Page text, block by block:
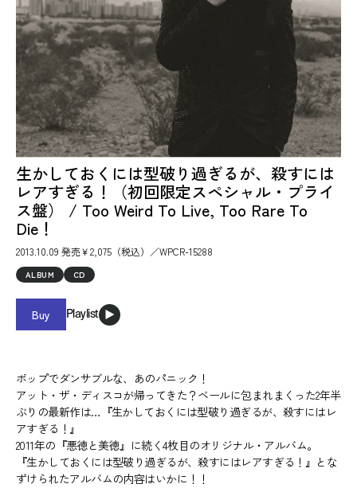
生かしておくには型破り過ぎるが、殺すには
レアすぎる！（初回限定スペシャル・プライ
ス盤） / Too Weird To Live, Too Rare To
Die！
2013.10.09 発売￥2,075（税込）／WPCR-15288
ALBUM CD
Buy Playlist
ポップでダンサブルな、あのパニック！
アット・ザ・ディスコが帰ってきた？ベールに包まれまくった2年半
ぶりの最新作は…『生かしておくには型破り過ぎるが、殺すにはレ
アすぎる！』
2011年の『悪徳と美徳』に続く4枚目のオリジナル・アルバム。
『生かしておくには型破り過ぎるが、殺すにはレアすぎる！』とな
ずけられたアルバムの内容はいかに！！